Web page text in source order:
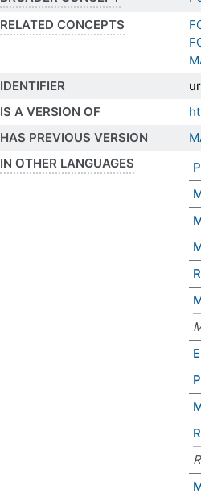
RELATED CONCEPTS
IDENTIFIER
IS A VERSION OF
HAS PREVIOUS VERSION
IN OTHER LANGUAGES